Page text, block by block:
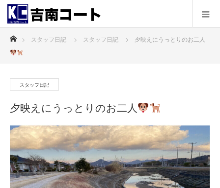
スタッフ日記 スタッフ日記 夕映えにうっとりのお二人
スタッフ日記
夕映えにうっとりのお二人